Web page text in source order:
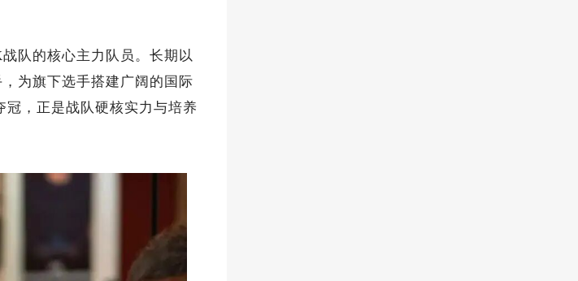
队的核心主力队员。长期以
为旗下选手搭建广阔的国际
，正是战队硬核实力与培养